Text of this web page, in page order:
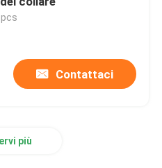
pulizia Contattaci
più